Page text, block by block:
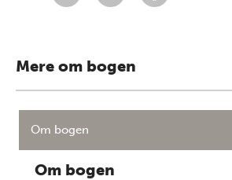
Mere om bogen
Om bogen
Om bogen